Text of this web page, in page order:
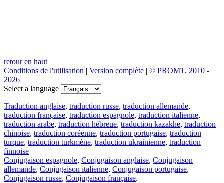
retour en haut
Conditions de l'utilisation | Version complète | © PROMT, 2010 -
2026
Select a language
Traduction anglaise, traduction russe, traduction allemande,
traduction française, traduction espagnole, traduction italienne,
traduction arabe, traduction hébreue, traduction kazakhe, traduction
chinoise, traduction coréenne, traduction portugaise, traduction
turque, traduction turkmène, traduction ukrainienne, traduction
finnoise
Conjugaison espagnole, Conjugaison anglaise, Conjugaison
allemande, Conjugaison italienne, Conjugaison portugaise,
Conjugaison russe, Conjugaison française.